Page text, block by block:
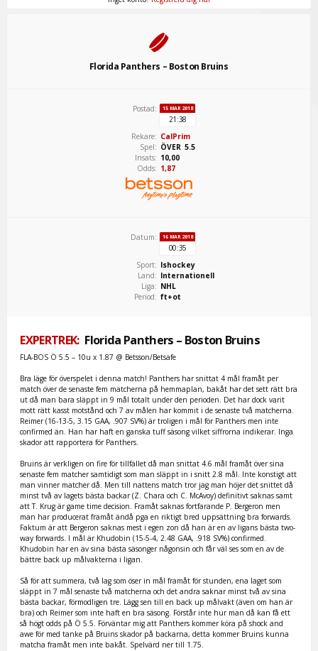
EXPERTREK:Florida Panthers – Boston Bruins
FLA-BOS Ö 5.5 – 10u x 1.87 @ Betsson/Betsafe
Bra läge för överspelet i denna match! Panthers har snittat 4 mål framåt per
match över de senaste fem matcherna på hemmaplan, bakåt har det sett rätt bra
ut då man bara släppt in 9 mål totalt under den perioden. Det har dock varit
mott rätt kasst motstånd och 7 av målen har kommit i de senaste två matcherna.
Reimer (16-13-5, 3.15 GAA, .907 SV%) är troligen i mål för Panthers men inte
confirmed än. Han har haft en ganska tuff säsong vilket siffrorna indikerar. Inga
skador att rapportera för Panthers.
Bruins är verkligen on fire för tillfället då man snittat 4.6 mål framåt över sina
senaste fem matcher samtidigt som man släppt in i snitt 2.8 mål. Inte konstigt att
man vinner matcher då. Men till nattens match tror jag man höjer det snittet då
minst två av lagets bästa backar (Z. Chara och C. McAvoy) definitivt saknas samt
att T. Krug är game time decision. Framåt saknas fortfarande P. Bergeron men
man har producerat framåt ändå pga en riktigt bred uppsättning bra forwards.
Faktum är att Bergeron saknas mest i egen zon då han är en av ligans bästa two-
way forwards. I mål är Khudobin (15-5-4, 2.48 GAA, .918 SV%) confirmed.
Khudobin har en av sina bästa säsonger någonsin och får väl ses som en av de
bättre back up målvakterna i ligan.
Så för att summera, två lag som öser in mål framåt för stunden, ena laget som
släppt in 7 mål senaste två matcherna och det andra saknar minst två av sina
bästa backar, förmodligen tre. Lägg sen till en back up målvakt (även om han är
bra) och Reimer som inte haft en bra säsong. Förstår inte hur man då kan få ett
så högt odds på Ö 5.5. Förväntar mig att Panthers kommer köra på shock and
awe för med tanke på Bruins skador på backarna, detta kommer Bruins kunna
matcha framåt men inte bakåt. Spelvärd ner till 1.75.
Florida Panthers – Boston Bruins
Postad: 15 MAR 2018
21:38
Rekare: CalPrim
Spel: ÖVER 5.5
Insats: 10,00
Odds: 1,87
Datum: 16 MAR 2018
00:35
Sport: Ishockey
Land: Internationell
Liga: NHL
Period: ft+ot